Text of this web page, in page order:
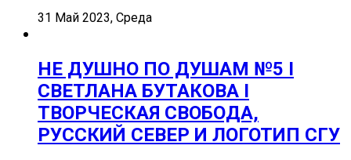
31 Май 2023, Среда
НЕ ДУШНО ПО ДУШАМ №5 I
СВЕТЛАНА БУТАКОВА I
ТВОРЧЕСКАЯ СВОБОДА,
РУССКИЙ СЕВЕР И ЛОГОТИП СГУ